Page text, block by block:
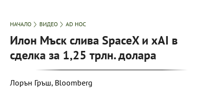
НАЧАЛО ВИДЕО AD HOC
Илон Мъск слива SpaceX и xAI в
сделка за 1,25 трлн. долара
Лорън Гръш, Bloomberg